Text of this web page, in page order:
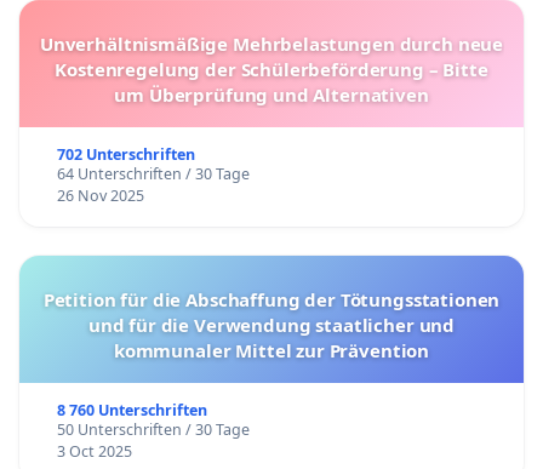
Unverhältnismäßige Mehrbelastungen durch neue
Kostenregelung der Schülerbeförderung – Bitte
um Überprüfung und Alternativen
702 Unterschriften
64 Unterschriften / 30 Tage
26 Nov 2025
Petition für die Abschaffung der Tötungsstationen
und für die Verwendung staatlicher und
kommunaler Mittel zur Prävention
8 760 Unterschriften
50 Unterschriften / 30 Tage
3 Oct 2025